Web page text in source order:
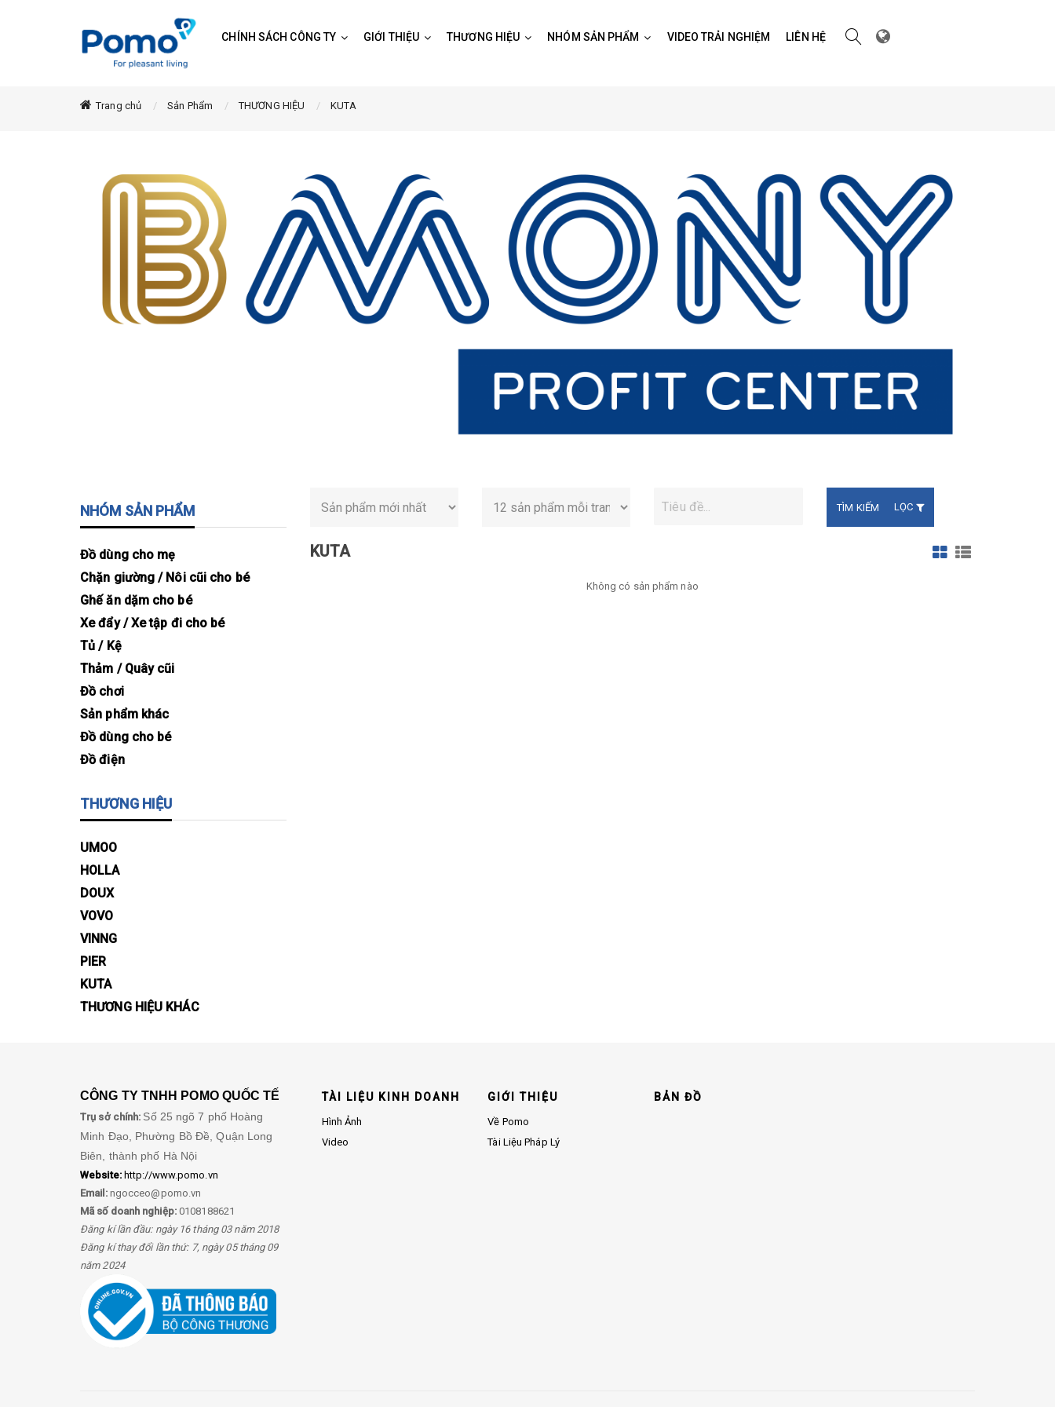
CHÍNH SÁCH CÔNG TY GIỚI THIỆU THƯƠNG HIỆU NHÓM SẢN PHẨM VIDEO TRẢI NGHIỆM LIÊN HỆ
Trang chủ Sản Phẩm THƯƠNG HIỆU KUTA
NHÓM SẢN PHẨM
Đồ dùng cho mẹ
Chặn giường / Nôi cũi cho bé
Ghế ăn dặm cho bé
Xe đẩy / Xe tập đi cho bé
Tủ / Kệ
Thảm / Quây cũi
Đồ chơi
Sản phẩm khác
Đồ dùng cho bé
Đồ điện
THƯƠNG HIỆU
UMOO
HOLLA
DOUX
VOVO
VINNG
PIER
KUTA
THƯƠNG HIỆU KHÁC
TÌM KIẾM LỌC
KUTA
Không có sản phẩm nào
CÔNG TY TNHH POMO QUỐC TẾ
Trụ sở chính: Số 25 ngõ 7 phố Hoàng
Minh Đạo, Phường Bồ Đề, Quận Long
Biên, thành phố Hà Nội
Website:http://www.pomo.vn
Email: ngocceo@pomo.vn
Mã số doanh nghiệp:0108188621
Đăng kí lần đầu: ngày 16 tháng 03 năm 2018
Đăng kí thay đổi lần thứ: 7, ngày 05 tháng 09
năm 2024
TÀI LIỆU KINH DOANH
Hình Ảnh
Video
GIỚI THIỆU
Về Pomo
Tài Liệu Pháp Lý
BẢN ĐỒ